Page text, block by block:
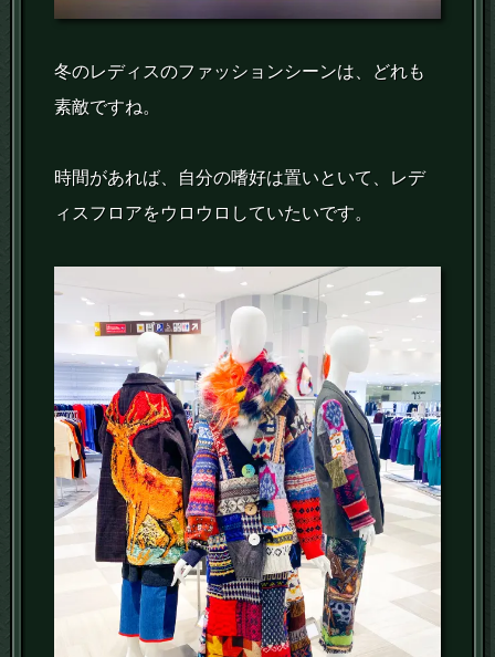
冬のレディスのファッションシーンは、どれも
素敵ですね。
時間があれば、自分の嗜好は置いといて、レデ
ィスフロアをウロウロしていたいです。